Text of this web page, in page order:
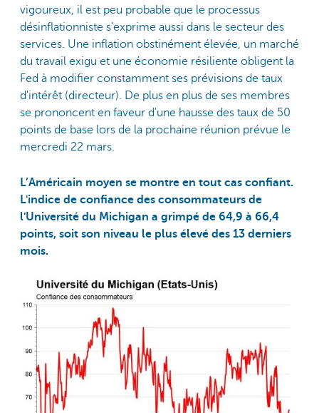
vigoureux, il est peu probable que le processus
désinflationniste s’exprime aussi dans le secteur des
services. Une inflation obstinément élevée, un marché
du travail exigu et une économie résiliente obligent la
Fed à modifier constamment ses prévisions de taux
d'intérêt (directeur). De plus en plus de ses membres
se prononcent en faveur d'une hausse des taux de 50
points de base lors de la prochaine réunion prévue le
mercredi 22 mars.
L’Américain moyen se montre en tout cas confiant.
L'indice de confiance des consommateurs de
l'Université du Michigan a grimpé de 64,9 à 66,4
points, soit son niveau le plus élevé des 13 derniers
mois.